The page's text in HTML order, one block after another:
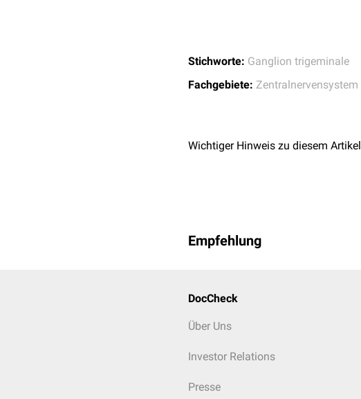
Stichworte: Ganglion trigeminale
Fachgebiete: Zentralnervensystem
Wichtiger Hinweis zu diesem Artikel
Empfehlung
DocCheck
Über Uns
Investor Relations
Presse